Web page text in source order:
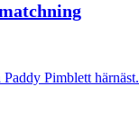
Pimblett